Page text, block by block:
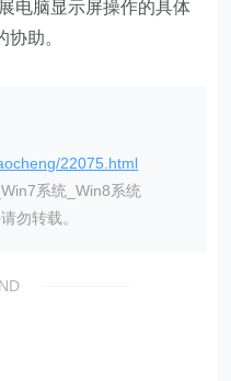
电脑显示屏操作的具体
助。
22075.html
系统_Win8系统
勿转载。